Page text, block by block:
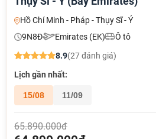
Hồ Chí Minh - Pháp - Thụy Sĩ - Ý
9N8Đ
Emirates (EK)
Ô tô
8.9(27 đánh giá)
Lịch gần nhất:
15/08 11/09
65.890.000đ